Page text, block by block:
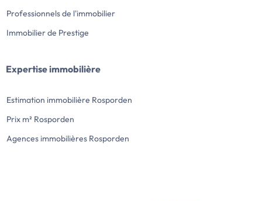
Professionnels de l'immobilier
Immobilier de Prestige
Expertise immobilière
Estimation immobilière Rosporden
Prix m² Rosporden
Agences immobilières Rosporden